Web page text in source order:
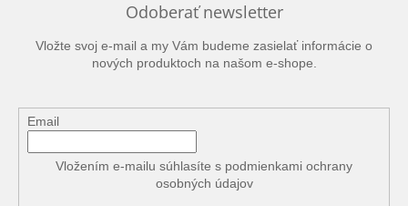
Odoberať newsletter
Vložte svoj e-mail a my Vám budeme zasielať informácie o
nových produktoch na našom e-shope.
Email
Vložením e-mailu súhlasíte s podmienkami ochrany
osobných údajov